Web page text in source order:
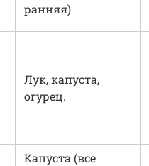
ранняя)
Лук, капуста,
огурец.
Капуста (все